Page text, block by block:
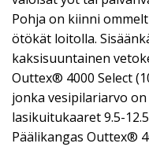
Pohja on kiinni
ötökät loitolla.
kaksisuuntainen
Outtex® 4000 Select
jonka vesipilariarvo
lasikuitukaaret 9.5-
Päälikangas Outtex®